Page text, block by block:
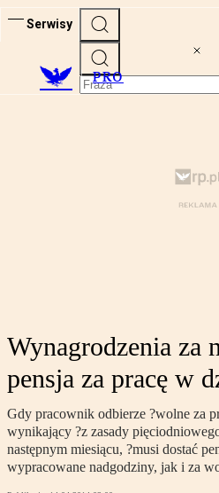
Serwisy
PRO
Wynagrodzenia za
pensja za pracę w
Gdy pracownik odbierze ?wolne za
wynikający ?z zasady
następnym miesiącu, ?musi dostać
wypracowane nadgodziny, jak i za